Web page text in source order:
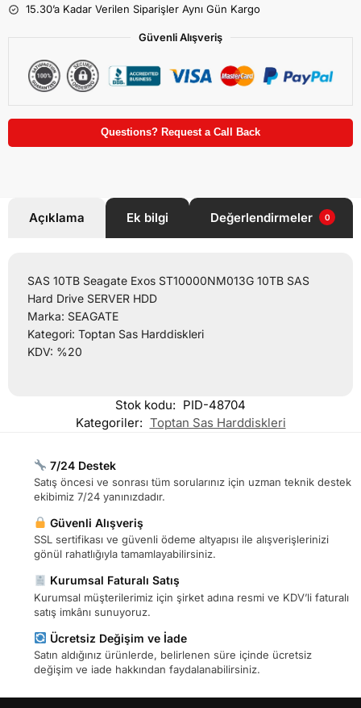
15.30’a Kadar Verilen Siparişler Aynı Gün Kargo
Güvenli Alışveriş
Questions? Request a Call Back
Açıklama Ek bilgi Değerlendirmeler 0
SAS 10TB Seagate Exos ST10000NM013G 10TB SAS
Hard Drive SERVER HDD
Marka: SEAGATE
Kategori: Toptan Sas Harddiskleri
KDV: %20
Stok kodu: PID-48704
Kategoriler: Toptan Sas Harddiskleri
7/24 Destek
Satış öncesi ve sonrası tüm sorularınız için uzman teknik destek
ekibimiz 7/24 yanınızdadır.
Güvenli Alışveriş
SSL sertifikası ve güvenli ödeme altyapısı ile alışverişlerinizi
gönül rahatlığıyla tamamlayabilirsiniz.
Kurumsal Faturalı Satış
Kurumsal müşterilerimiz için şirket adına resmi ve KDV’li faturalı
satış imkânı sunuyoruz.
Ücretsiz Değişim ve İade
Satın aldığınız ürünlerde, belirlenen süre içinde ücretsiz
değişim ve iade hakkından faydalanabilirsiniz.